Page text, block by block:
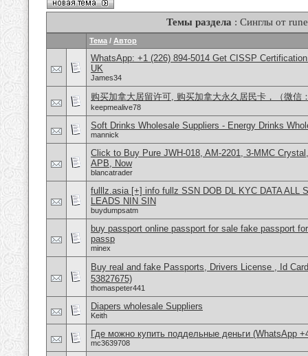
Темы раздела : Синглы от
Тема / Автор
WhatsApp: +1 (226) 894-5014​ Get CISSP
UK
James34
购买加拿大居留许可, 购买加拿大永久居民卡，（微信
keepmealive78
Soft Drinks Wholesale Suppliers - Energy Drinks
mannick
Click to Buy Pure JWH-018, AM-2201, 3-MMC
APB, Now
blancatrader
fulllz.asia [+] info fullz SSN DOB DL KYC DATA ALL
LEADS NIN SIN
buydumpsatm
buy passport online passport for sale fake passport
passp
minex
Buy real and fake Passports, Drivers License , Id
53827675)
thomaspeter441
Diapers wholesale Suppliers
Keith
Где можно купить поддельные деньги (WhatsApp
mc3639708